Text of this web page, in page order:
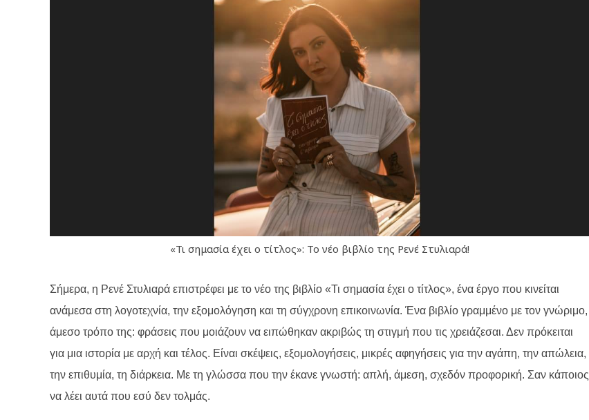
«Τι σημασία έχει ο τίτλος»: Το νέο βιβλίο της Ρενέ Στυλιαρά!
Σήμερα, η Ρενέ Στυλιαρά επιστρέφει με το νέο της βιβλίο «Τι σημασία έχει ο τίτλος», ένα έργο που κινείται
ανάμεσα στη λογοτεχνία, την εξομολόγηση και τη σύγχρονη επικοινωνία. Ένα βιβλίο γραμμένο με τον γνώριμο,
άμεσο τρόπο της: φράσεις που μοιάζουν να ειπώθηκαν ακριβώς τη στιγμή που τις χρειάζεσαι. Δεν πρόκειται
για μια ιστορία με αρχή και τέλος. Είναι σκέψεις, εξομολογήσεις, μικρές αφηγήσεις για την αγάπη, την απώλεια,
την επιθυμία, τη διάρκεια. Με τη γλώσσα που την έκανε γνωστή: απλή, άμεση, σχεδόν προφορική. Σαν κάποιος
να λέει αυτά που εσύ δεν τολμάς.